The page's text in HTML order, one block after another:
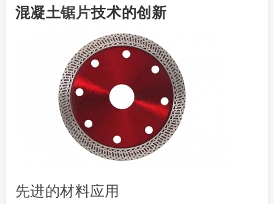
混凝土锯片技术的创新
先进的材料应用